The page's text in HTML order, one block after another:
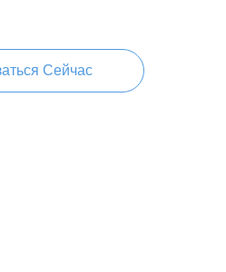
Сейчас